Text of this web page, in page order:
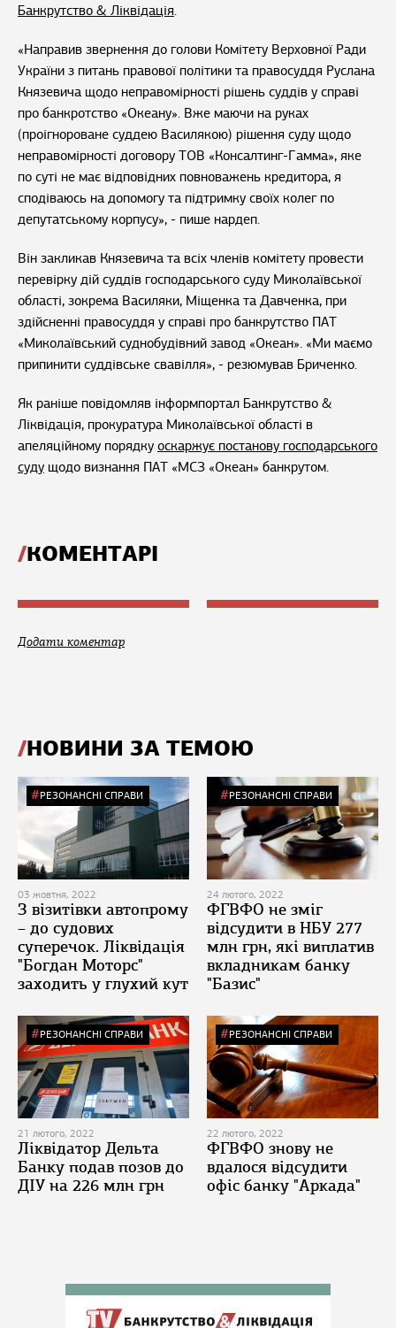
Банкрутство & Ліквідація.
«Направив звернення до голови Комітету Верховної Ради
України з питань правової політики та правосуддя Руслана
Князевича щодо неправомірності рішень суддів у справі
про банкротство «Океану». Вже маючи на руках
(проігнороване суддею Василякою) рішення суду щодо
неправомірності договору ТОВ «Консалтинг-Гамма», яке
по суті не має відповідних повноважень кредитора, я
сподіваюсь на допомогу та підтримку своїх колег по
депутатському корпусу», - пише нардеп.
Він закликав Князевича та всіх членів комітету провести
перевірку дій суддів господарського суду Миколаївської
області, зокрема Василяки, Міщенка та Давченка, при
здійсненні правосуддя у справі про банкрутство ПАТ
«Миколаївський суднобудівний завод «Океан». «Ми маємо
припинити суддівське свавілля», - резюмував Бриченко.
Як раніше повідомляв інформпортал Банкрутство &
Ліквідація, прокуратура Миколаївської області в
апеляційному порядку оскаржує постанову господарського
суду щодо визнання ПАТ «МСЗ «Океан» банкрутом.
КОМЕНТАРІ
Додати коментар
НОВИНИ ЗА ТЕМОЮ
РЕЗОНАНСНІ СПРАВИ
03 жовтня, 2022
З візитівки автопрому
– до судових
суперечок. Ліквідація
"Богдан Моторс"
заходить у глухий кут
РЕЗОНАНСНІ СПРАВИ
24 лютого, 2022
ФГВФО не зміг
відсудити в НБУ 277
млн грн, які виплатив
вкладникам банку
"Базис"
РЕЗОНАНСНІ СПРАВИ
21 лютого, 2022
Ліквідатор Дельта
Банку подав позов до
ДІУ на 226 млн грн
РЕЗОНАНСНІ СПРАВИ
22 лютого, 2022
ФГВФО знову не
вдалося відсудити
офіс банку "Аркада"